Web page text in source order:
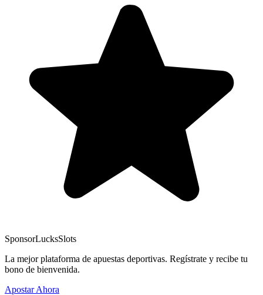
SponsorLucksSlots
La mejor plataforma de apuestas deportivas. Regístrate y recibe tu
bono de bienvenida.
Apostar Ahora